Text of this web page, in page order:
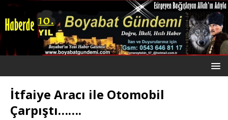
İtfaiye Aracı ile Otomobil
Çarpıştı…….